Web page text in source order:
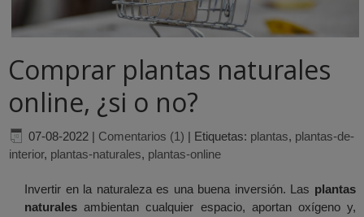
Comprar plantas naturales
online, ¿si o no?
07-08-2022 | Comentarios (1) | Etiquetas: plantas, plantas-de-
interior, plantas-naturales, plantas-online
Invertir en la naturaleza es una buena inversión. Las plantas
naturales ambientan cualquier espacio, aportan oxígeno y,